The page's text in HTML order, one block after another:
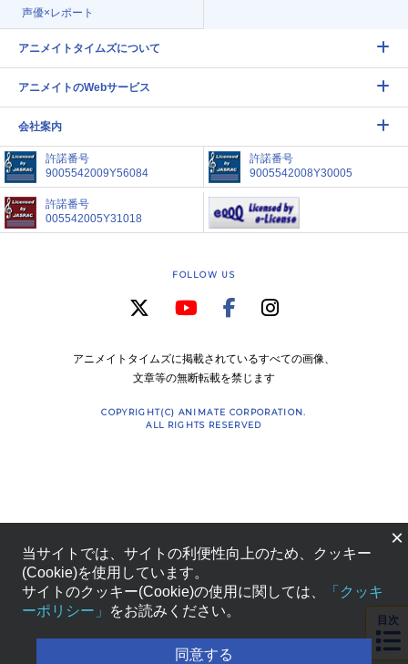
声優×レポート
アニメイトタイムズについて
アニメイトのWebサービス
会社案内
許諾番号
9005542009Y56084
許諾番号
9005542008Y30005
許諾番号
005542005Y31018
FOLLOW US
アニメイトタイムズに掲載されているすべての画像、
文章等の無断転載を禁じます
COPYRIGHT(C) ANIMATE CORPORATION.
ALL RIGHTS RESERVED
目次
×
当サイトでは、サイトの利便性向上のため、クッキー
(Cookie)を使用しています。
サイトのクッキー(Cookie)の使用に関しては、
「クッキ
ーポリシー」
をお読みください。
同意する